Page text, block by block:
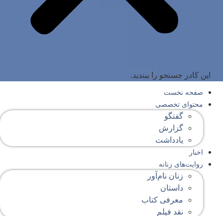
این کادر جستجو را ببندید.
صفحه‌ نخست
محتوای‌ تخصصی
گفتگو
گزارش
یادداشت
اخبار
روایت‌های زنانه
زنان نام‌آور
داستان
معرفی کتاب
نقد فیلم